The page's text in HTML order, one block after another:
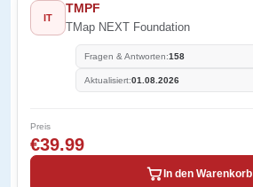
IT
TMPF
TMap NEXT Foundation
Fragen & Antworten:158
Aktualisiert:01.08.2026
Preis
€39.99
In den Warenkorb